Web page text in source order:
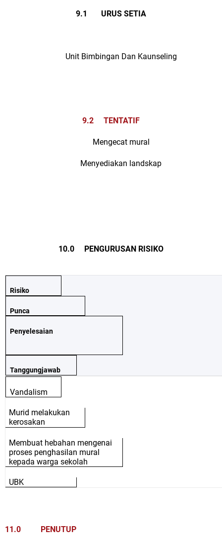
9.1 URUS SETIA
Unit Bimbingan Dan Kaunseling
9.2 TENTATIF
Mengecat mural
Menyediakan landskap
10.0 PENGURUSAN RISIKO
Risiko
Punca
Penyelesaian
Tanggungjawab
Vandalism
Murid melakukan
kerosakan
Membuat hebahan mengenai
proses penghasilan mural
kepada warga sekolah
UBK
11.0 PENUTUP